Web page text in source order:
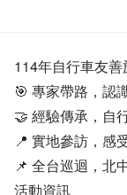
114年自行車友
🎯 專家帶路，認
🤝 經驗傳承，自
📍 實地參訪，感
📌 全台巡迴，北
活動資訊